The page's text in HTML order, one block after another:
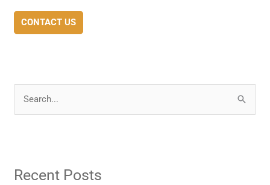
CONTACT US
c
Recent Posts